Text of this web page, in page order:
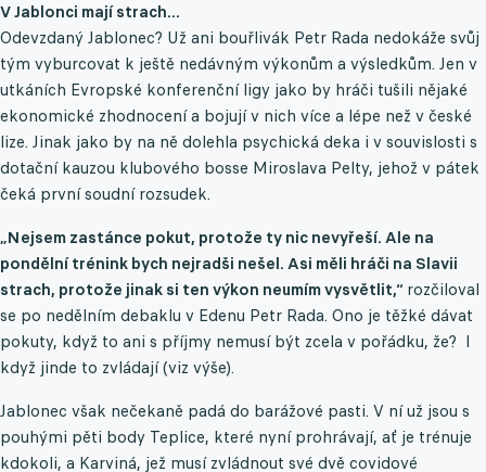
V Jablonci mají strach...
Odevzdaný Jablonec? Už ani bouřlivák Petr Rada nedokáže svůj
tým vyburcovat k ještě nedávným výkonům a výsledkům. Jen v
utkáních Evropské konferenční ligy jako by hráči tušili nějaké
ekonomické zhodnocení a bojují v nich více a lépe než v české
lize. Jinak jako by na ně dolehla psychická deka i v souvislosti s
dotační kauzou klubového bosse Miroslava Pelty, jehož v pátek
čeká první soudní rozsudek.
„Nejsem zastánce pokut, protože ty nic nevyřeší. Ale na
pondělní trénink bych nejradši nešel. Asi měli hráči na Slavii
strach, protože jinak si ten výkon neumím vysvětlit,“ rozčiloval
se po nedělním debaklu v Edenu Petr Rada. Ono je těžké dávat
pokuty, když to ani s příjmy nemusí být zcela v pořádku, že? I
když jinde to zvládají (viz výše).
Jablonec však nečekaně padá do barážové pasti. V ní už jsou s
pouhými pěti body Teplice, které nyní prohrávají, ať je trénuje
kdokoli, a Karviná, jež musí zvládnout své dvě covidové